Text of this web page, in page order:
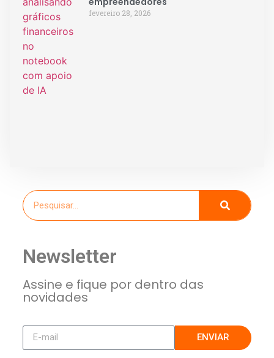
fevereiro 28, 2026
Newsletter
Assine e fique por dentro das
novidades
ENVIAR